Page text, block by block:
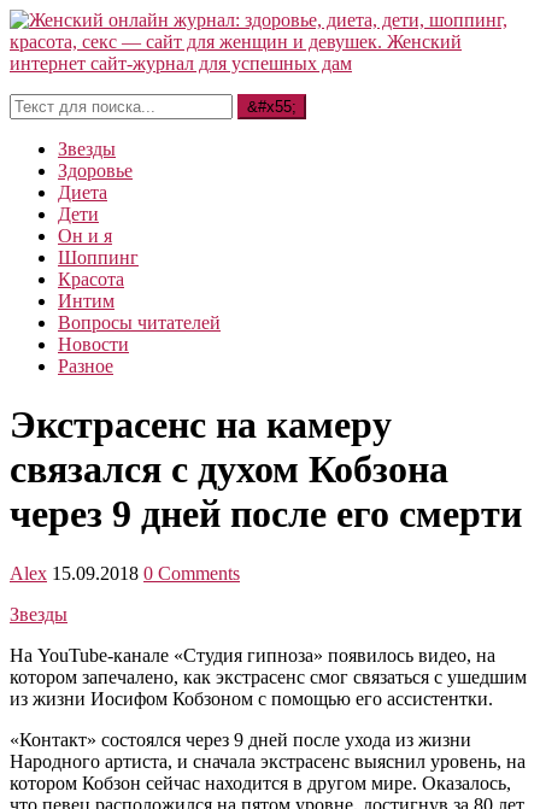
Звезды
Здоровье
Диета
Дети
Он и я
Шоппинг
Красота
Интим
Вопросы читателей
Новости
Разное
Экстрасенс на камеру
связался с духом Кобзона
через 9 дней после его смерти
Alex 15.09.2018 0 Comments
Звезды
На YouTube-канале «Студия гипноза» появилось видео, на
котором запечалено, как экстрасенс смог связаться с ушедшим
из жизни Иосифом Кобзоном с помощью его ассистентки.
«Контакт» состоялся через 9 дней после ухода из жизни
Народного артиста, и сначала экстрасенс выяснил уровень, на
котором Кобзон сейчас находится в другом мире. Оказалось,
что певец расположился на пятом уровне, достигнув за 80 лет